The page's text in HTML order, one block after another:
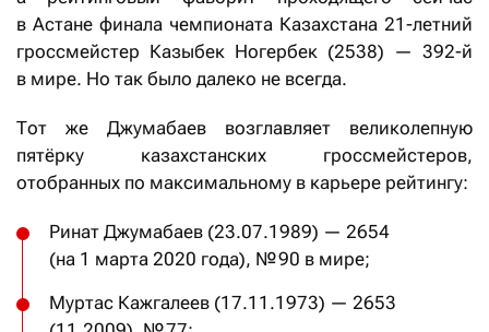
в Астане финала чемпионата Казахстана 21-летний
гроссмейстер Казыбек Ногербек (2538) — 392-й
в мире. Но так было далеко не всегда.
Тот же Джумабаев возглавляет великолепную
пятёрку казахстанских гроссмейстеров,
отобранных по максимальному в карьере рейтингу:
Ринат Джумабаев (23.07.1989) — 2654
(на 1 марта 2020 года), № 90 в мире;
Муртас Кажгалеев (17.11.1973) — 2653